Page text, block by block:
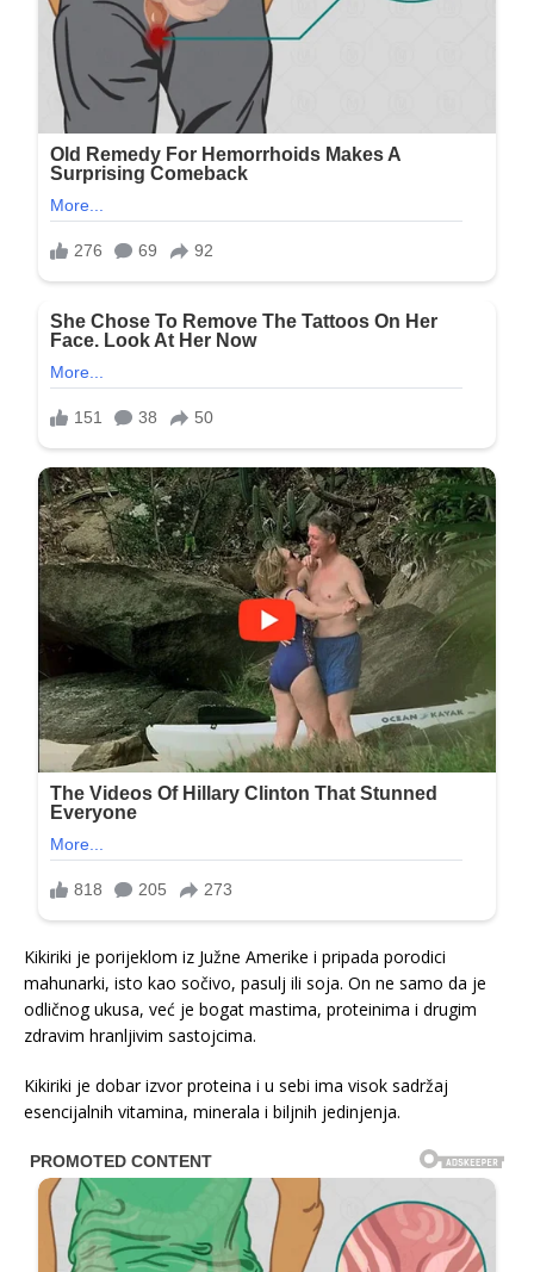
Kikiriki je porijeklom iz Južne Amerike i pripada porodici
mahunarki, isto kao sočivo, pasulj ili soja. On ne samo da je
odličnog ukusa, već je bogat mastima, proteinima i drugim
zdravim hranljivim sastojcima.
Kikiriki je dobar izvor proteina i u sebi ima visok sadržaj
esencijalnih vitamina, minerala i biljnih jedinjenja.